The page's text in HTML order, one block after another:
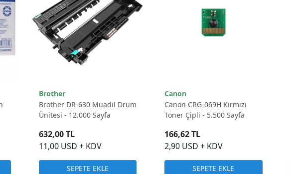
Brother
Brother DR-630 Muadil Drum
Ünitesi - 12.000 Sayfa
11,00 USD + KDV
632,00 TL
SEPETE EKLE
Canon
Canon CRG-069H Kırmızı
Toner Çipli - 5.500 Sayfa
2,90 USD + KDV
166,62 TL
SEPETE EKLE